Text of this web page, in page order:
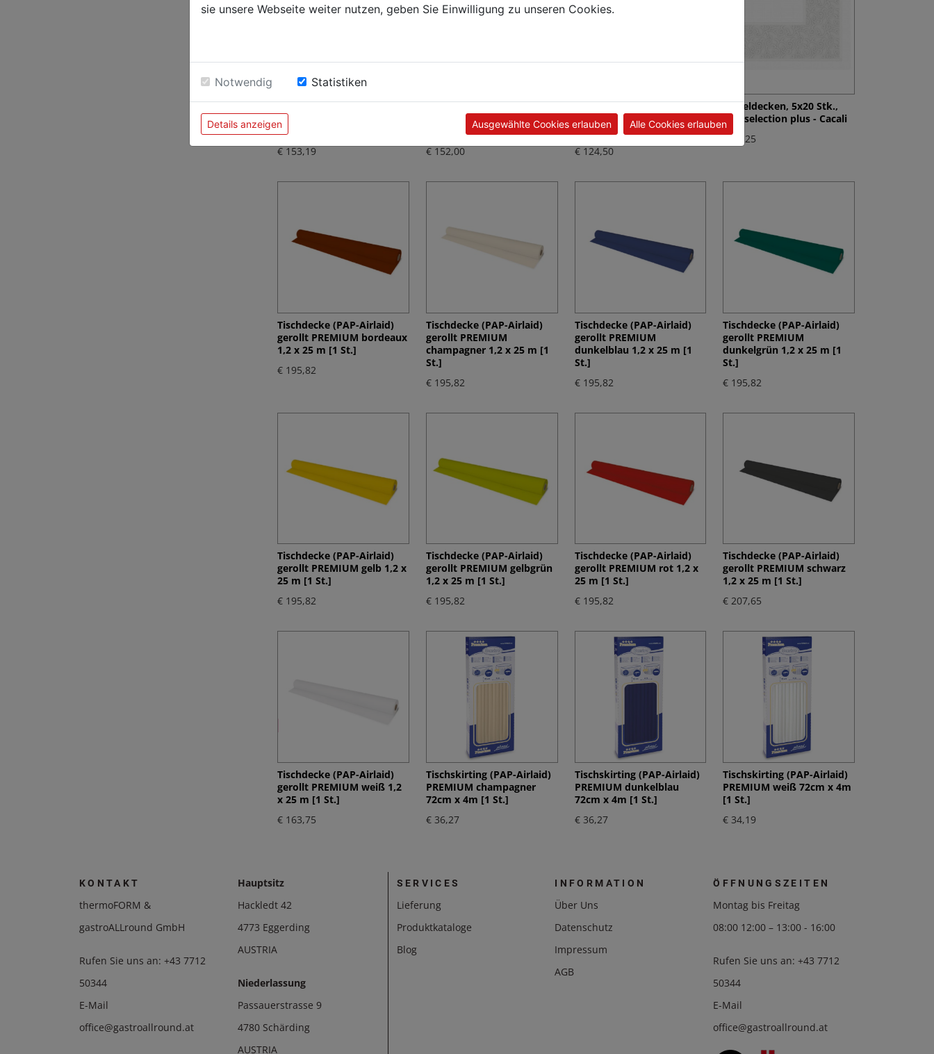
Mitteldecke (PAP-Airlaid)
PREMIUM gelb 80 x 80 cm
[20 St.]
€ 153,19
Mitteldecke (PAP-Airlaid)
PREMIUM gelbgrün 80 x 80
cm [20 St.]
€ 152,00
Mitteldecke (PAP-Airlaid)
PREMIUM weiß 80 x 80 cm
[20 St.]
€ 124,50
Mitteldecken, 5x20 Stk.,
soft selection plus - Cacali
€ 81,25
Tischdecke (PAP-Airlaid)
gerollt PREMIUM bordeaux
1,2 x 25 m [1 St.]
€ 195,82
Tischdecke (PAP-Airlaid)
gerollt PREMIUM
champagner 1,2 x 25 m [1
St.]
€ 195,82
Tischdecke (PAP-Airlaid)
gerollt PREMIUM
dunkelblau 1,2 x 25 m [1
St.]
€ 195,82
Tischdecke (PAP-Airlaid)
gerollt PREMIUM
dunkelgrün 1,2 x 25 m [1
St.]
€ 195,82
Tischdecke (PAP-Airlaid)
gerollt PREMIUM gelb 1,2 x
25 m [1 St.]
€ 195,82
Tischdecke (PAP-Airlaid)
gerollt PREMIUM gelbgrün
1,2 x 25 m [1 St.]
€ 195,82
Tischdecke (PAP-Airlaid)
gerollt PREMIUM rot 1,2 x
25 m [1 St.]
€ 195,82
Tischdecke (PAP-Airlaid)
gerollt PREMIUM schwarz
1,2 x 25 m [1 St.]
€ 207,65
Tischdecke (PAP-Airlaid)
gerollt PREMIUM weiß 1,2
x 25 m [1 St.]
€ 163,75
Tischskirting (PAP-Airlaid)
PREMIUM champagner
72cm x 4m [1 St.]
€ 36,27
Tischskirting (PAP-Airlaid)
PREMIUM dunkelblau
72cm x 4m [1 St.]
€ 36,27
Tischskirting (PAP-Airlaid)
PREMIUM weiß 72cm x 4m
[1 St.]
€ 34,19
KONTAKT
thermoFORM &
gastroALLround GmbH
Rufen Sie uns an: +43 7712
50344
E-Mail
office@gastroallround.at
Hauptsitz
Hackledt 42
4773 Eggerding
AUSTRIA
Niederlassung
Passauerstrasse 9
4780 Schärding
AUSTRIA
SERVICES
Lieferung
Produktkataloge
Blog
INFORMATION
Über Uns
Datenschutz
Impressum
AGB
ÖFFNUNGSZEITEN
Montag bis Freitag
08:00 12:00 – 13:00 - 16:00
Rufen Sie uns an:+43 7712
50344
E-Mail
office@gastroallround.at
sie unsere Webseite weiter nutzen, geben Sie Einwilligung zu unseren Cookies.
Notwendig Statistiken
Details anzeigen Ausgewählte Cookies erlauben Alle Cookies erlauben